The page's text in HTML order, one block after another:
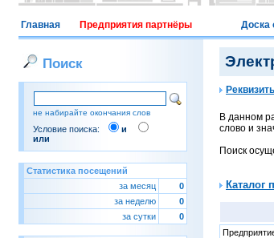
Главная Предприятия партнёры Доска
Поиск
не набирайте окончания слов
Условие поиска:
и
или
Статистика посещений
за месяц
0
за неделю
0
за сутки
0
В данном
слово и
Поиск
Каталог